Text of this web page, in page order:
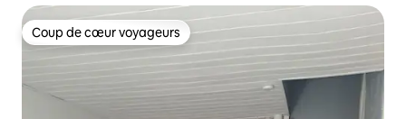
Coup de cœur voyageurs
Coup de cœur voyageurs